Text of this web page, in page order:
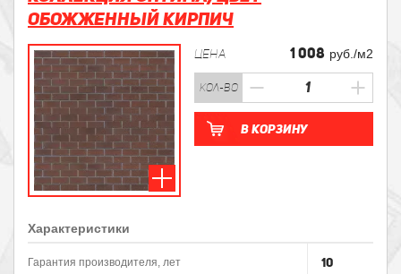
Обожженный Кирпич
ЦЕНА 1 008 руб./м2
кол-во
В корзину
Характеристики
Гарантия производителя, лет 10